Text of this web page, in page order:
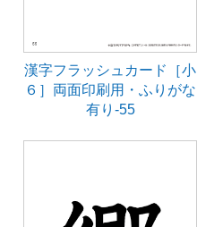
漢字フラッシュカード［小
６］両面印刷用・ふりがな
有り-55